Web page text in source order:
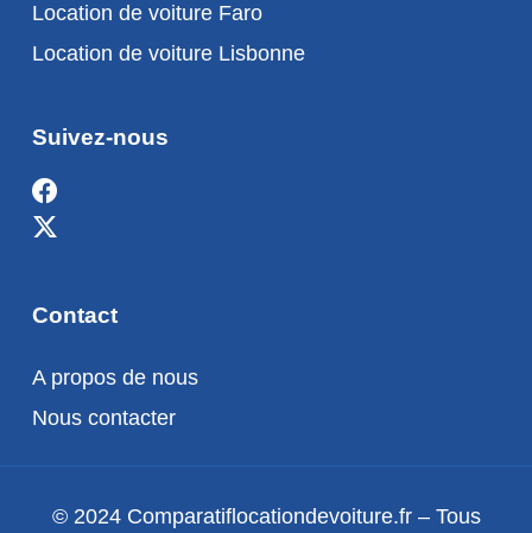
Location de voiture Faro
Location de voiture Lisbonne
Suivez-nous
Contact
A propos de nous
Nous contacter
© 2024 Comparatiflocationdevoiture.fr – Tous